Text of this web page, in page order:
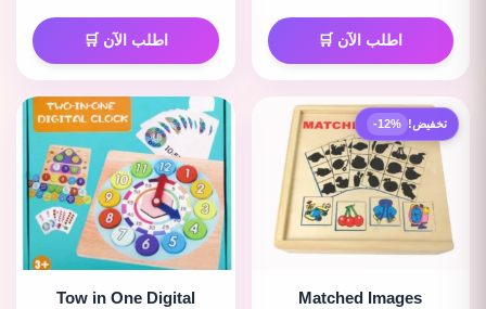
اطلب الآن 🛒 اطلب الآن 🛒
تخفيض! -12%
Matched Images
Tow in One Digital